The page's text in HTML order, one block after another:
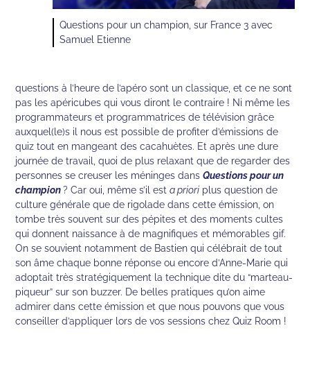
Questions pour un champion, sur France 3 avec
Samuel Etienne
questions à l’heure de l’apéro sont un classique, et ce ne sont
pas les apéricubes qui vous diront le contraire ! Ni même les
programmateurs et programmatrices de télévision grâce
auxquel(le)s il nous est possible de profiter d’émissions de
quiz tout en mangeant des cacahuètes. Et après une dure
journée de travail, quoi de plus relaxant que de regarder des
personnes se creuser les méninges dansQuestions pour un
champion? Car oui, même s’il esta priori plus question de
culture générale que de rigolade dans cette émission, on
tombe très souvent sur des pépites et des moments cultes
qui donnent naissance à de magnifiques et mémorables gif.
On se souvient notamment de Bastien qui célébrait de tout
son âme chaque bonne réponse ou encore d’Anne-Marie qui
adoptait très stratégiquement la technique dite du “marteau-
piqueur” sur son buzzer. De belles pratiques qu’on aime
admirer dans cette émission et que nous pouvons que vous
conseiller d’appliquer lors de vos sessions chez Quiz Room !